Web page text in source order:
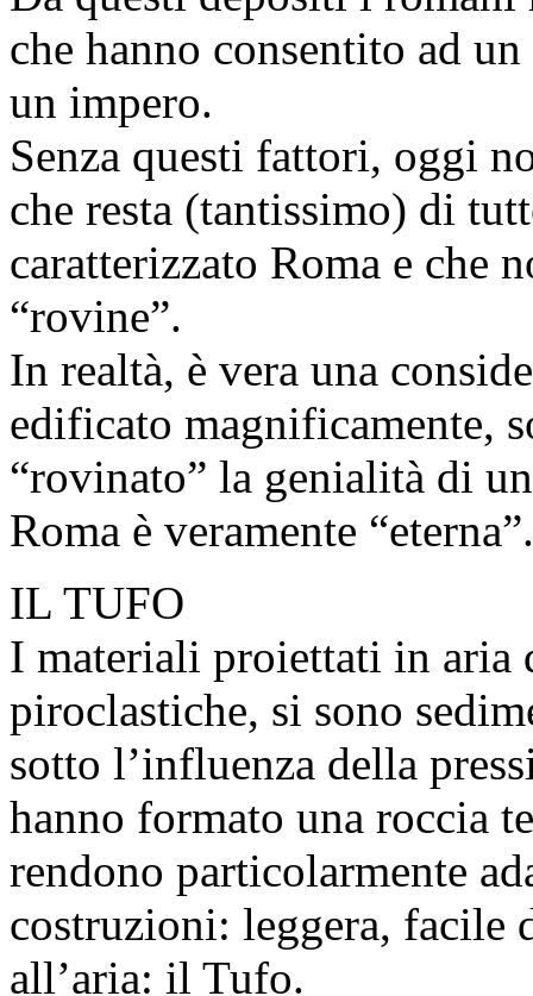
che hanno consentito ad
un impero.
Senza questi fattori, oggi
che resta (tantissimo) di
caratterizzato Roma e che
“rovine”.
In realtà, è vera una
edificato magnificamente,
“rovinato” la genialità di
Roma è veramente “eterna”.
IL TUFO
I materiali proiettati in aria
piroclastiche, si sono
sotto l’influenza della
hanno formato una roccia
rendono particolarmente
costruzioni: leggera, facile
all’aria: il Tufo.